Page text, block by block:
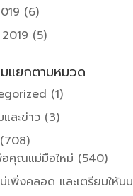
(6)
(5)
แยกตามหมวด
(1)
ละข่าว(3)
คุณแม่มือใหม่ (540)
พิ่งคลอด และเตรียมให้นม